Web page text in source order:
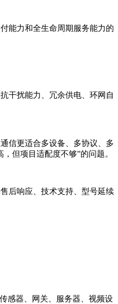
能力和全生命周期服务能力的
干扰能力、冗余供电、环网自
信更适合多设备、多协议、多
但项目适配度不够”的问题。
后响应、技术支持、型号延续
感器、网关、服务器、视频设